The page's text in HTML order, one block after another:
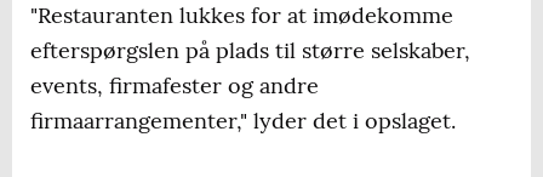
"Restauranten lukkes for at imødekomme
efterspørgslen på plads til større selskaber,
events, firmafester og andre
firmaarrangementer," lyder det i opslaget.